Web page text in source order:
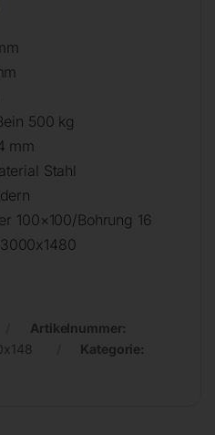
500 kg
mm
Stahl
100×100/Bohrung 16
Artikelnummer:
Kategorie: